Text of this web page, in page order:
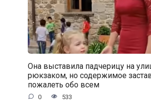
Она выставила падчерицу на
рюкзаком, но содержимое
пожалеть обо всем
0 533